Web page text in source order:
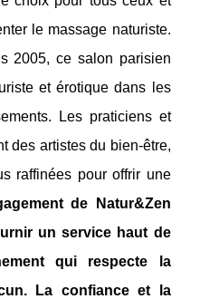
le massage naturiste.
2005, ce salon parisien
et érotique dans les
Les praticiens et
des artistes du bien-être,
raffinées pour offrir une
de Natur&Zen
un service haut de
qui respecte la
La confiance et la